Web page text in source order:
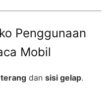
Penggunaan
Mobil
dan sisi gelap.